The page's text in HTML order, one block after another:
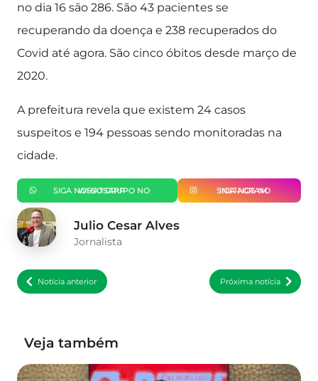
no dia 16 são 286. São 43 pacientes se
recuperando da doença e 238 recuperados do
Covid até agora. São cinco óbitos desde março de
2020.
A prefeitura revela que existem 24 casos
suspeitos e 194 pessoas sendo monitoradas na
cidade.
SIGA NOSSO GRUPO NO WHATSAPP SIGA-NOS NO INSTAGRAM
Julio Cesar Alves
Jornalista
Notícia anterior Próxima notícia
Veja também